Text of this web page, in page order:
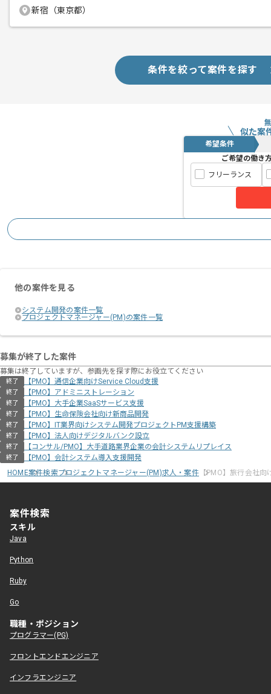
新宿（東京都）
条件を絞って案件を探す
似た案
希望条件
ご希望の働き
フリーランス
他の案件を見る
システム開発の案件一覧
プロジェクトマネージャー(PM)の案件一覧
募集が終了した案件
募集は終了していますが、参画先を探す際にお役立てください
終了 【PMO】通信企業向けService Cloud支援
終了 【PMO】アドミニストレーション
終了 【PMO】大手企業SaaSサービス支援
終了 【PMO】生命保険会社向け新商品開発
終了 【PMO】IT業界向けシステム開発プロジェクトPM支援構築
終了 【PMO】法人向けデジタルバンク設立
終了 【コンサル/PMO】大手道路業界企業の会計システムリプレイス
終了
【PMO】会計システム導入支援開発
HOME案件検索プロジェクトマネージャー(PM)求人・案件【PMO】旅行会社向
案件検索
スキル
Java
Python
Ruby
Go
職種・ポジション
プログラマー(PG)
フロントエンドエンジニア
インフラエンジニア